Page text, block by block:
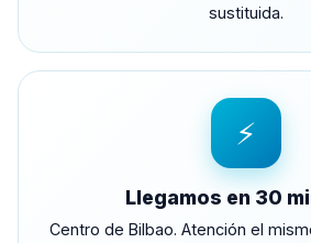
sustituida.
⚡
Llegamos en 30
Centro de Bilbao. Atención el